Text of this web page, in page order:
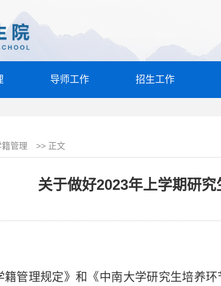
导师工作 招生工作
籍管理 >> 正文
关于做好2023年上学期研
管理规定》和《中南大学研究生培养